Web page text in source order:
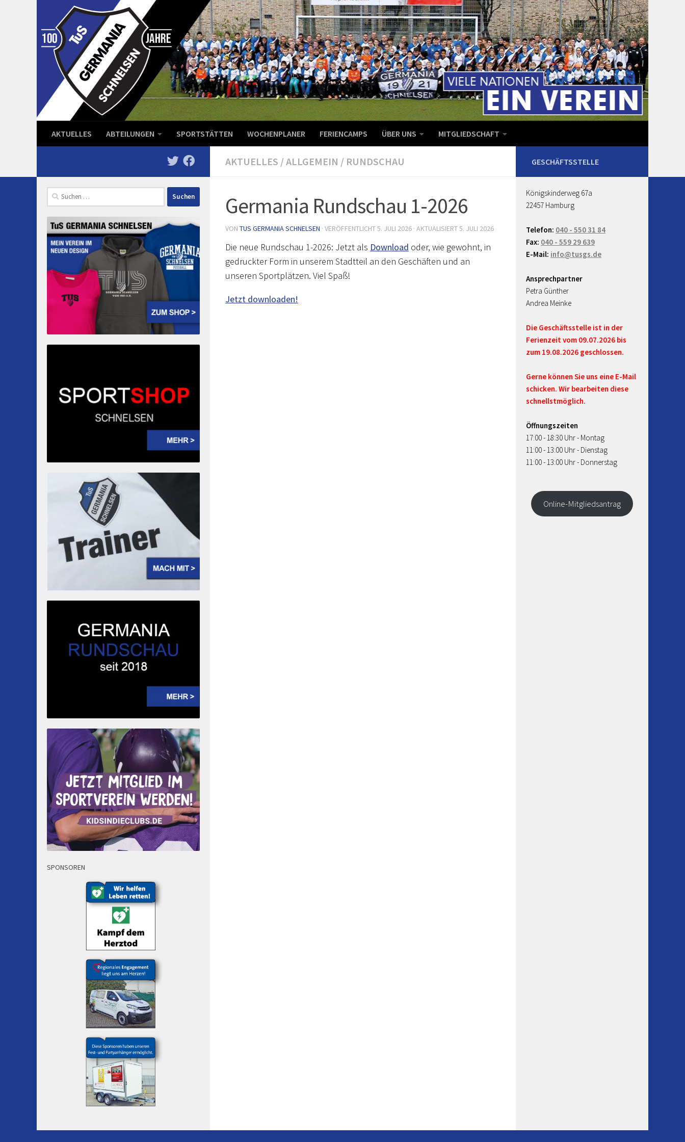
Zum Inhalt springen
AKTUELLES ABTEILUNGEN SPORTSTÄTTEN WOCHENPLANER FERIENCAMPS ÜBER UNS MITGLIEDSCHAFT
AKTUELLES /ALLGEMEIN / RUNDSCHAU
Germania Rundschau 1-2026
VON TUS GERMANIA SCHNELSEN · VERÖFFENTLICHT5. JULI 2026 · AKTUALISIERT5. JULI 2026
Die neue Rundschau 1-2026: Jetzt als Download oder, wie gewohnt, in
gedruckter Form in unserem Stadtteil an den Geschäften und an
unseren Sportplätzen. Viel Spaß!
Jetzt downloaden!
Suchen
nach:
SPONSOREN
Königskinderweg 67a
22457 Hamburg
Telefon: 040 - 550 31 84
Fax: 040 - 559 29 639
E-Mail: info@tusgs.de
Ansprechpartner
Petra Günther
Andrea Meinke
Die Geschäftsstelle ist in der
Ferienzeit vom 09.07.2026 bis
zum 19.08.2026 geschlossen.
Gerne können Sie uns eine E-Mail
schicken. Wir bearbeiten diese
schnellstmöglich.
Öffnungszeiten
17:00 - 18:30 Uhr - Montag
11:00 - 13:00 Uhr - Dienstag
11:00 - 13:00 Uhr - Donnerstag
Online-Mitgliedsantrag